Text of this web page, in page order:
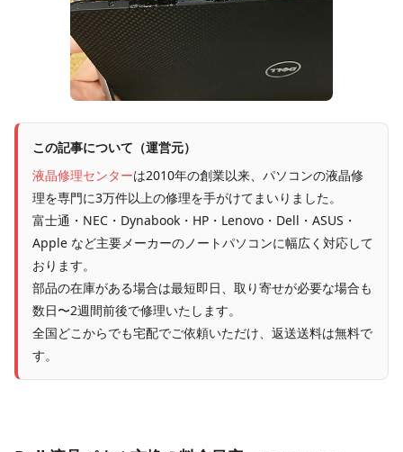
この記事について（運営元）
液晶修理センターは2010年の創業以来、パソコンの液晶修
理を専門に3万件以上の修理を手がけてまいりました。
富士通・NEC・Dynabook・HP・Lenovo・Dell・ASUS・
Apple など主要メーカーのノートパソコンに幅広く対応して
おります。
部品の在庫がある場合は最短即日、取り寄せが必要な場合も
数日〜2週間前後で修理いたします。
全国どこからでも宅配でご依頼いただけ、返送送料は無料で
す。